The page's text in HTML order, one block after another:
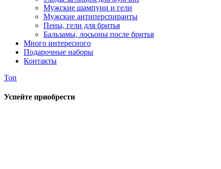
Мужские шампуни и гели
Мужские антиперспиранты
Пены, гели для бритья
Бальзамы, лосьоны после бритья
Много интересного
Подарочные наборы
Контакты
Топ
Успейте приобрести